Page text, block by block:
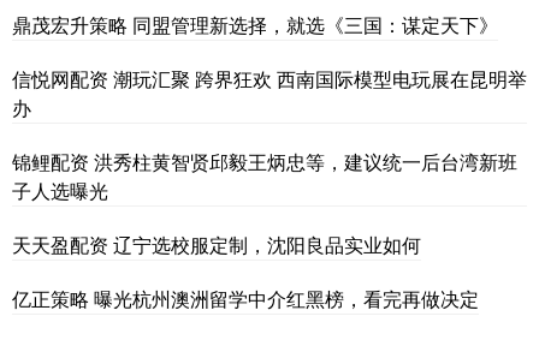
鼎茂宏升策略 同盟管理新选择，就选《三国：谋定天下》
信悦网配资 潮玩汇聚 跨界狂欢 西南国际模型电玩展在昆明举
办
锦鲤配资 洪秀柱黄智贤邱毅王炳忠等，建议统一后台湾新班
子人选曝光
天天盈配资 辽宁选校服定制，沈阳良品实业如何
亿正策略 曝光杭州澳洲留学中介红黑榜，看完再做决定